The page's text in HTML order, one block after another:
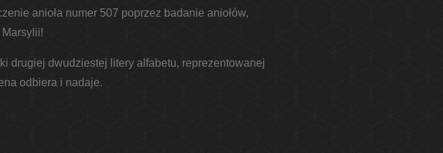
anioła numer 507 poprzez badanie aniołów,
drugiej dwudziestej litery alfabetu, reprezentowanej
odbiera i nadaje.